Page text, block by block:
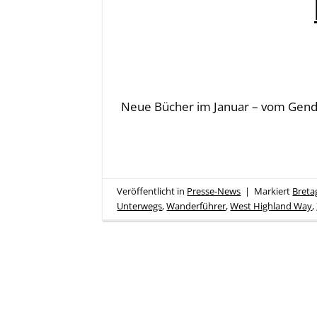
Neue Bücher im Januar – vom
Veröffentlicht in Presse-News | Markiert
Unterwegs,Wanderführer,West Highland Way,